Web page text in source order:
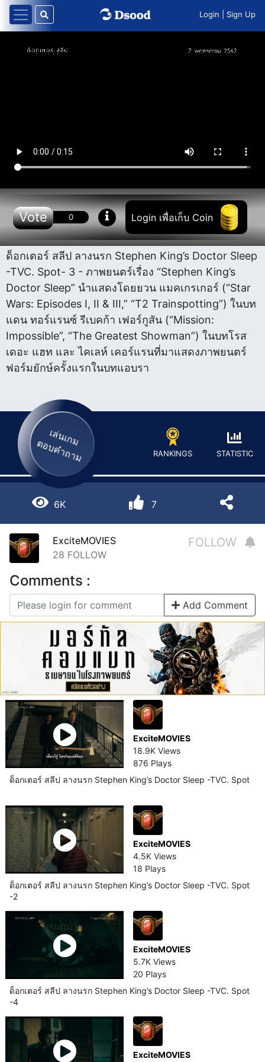
Login Sign Up
Vote 0 Login เพื่อเก็บ Coin
ด็อกเตอร์ สลีป ลางนรก Stephen King’s Doctor Sleep
-TVC. Spot- 3 - ภาพยนตร์เรื่อง “Stephen King’s
Doctor Sleep” นำแสดงโดยยวน แมคเกรเกอร์ (“Star
Wars: Episodes I, II & III,” “T2 Trainspotting”) ในบท
แดน ทอร์แรนซ์ รีเบคก้า เฟอร์กูสัน (“Mission:
Impossible”, “The Greatest Showman”) ในบทโรส
เดอะ แฮท และ ไคเลห์ เคอร์แรนที่มาแสดงภาพยนตร์
ฟอร์มยักษ์ครั้งแรกในบทแอบรา
เล่นเกม
ตอบคำถาม RANKINGS STATISTIC
6K 7
ExciteMOVIES
28 FOLLOW
FOLLOW
Comments :
Add Comment
ExciteMOVIES
18.9K Views
876 Plays
ด็อกเตอร์ สลีป ลางนรก Stephen King’s Doctor Sleep -TVC. Spot
ExciteMOVIES
4.5K Views
18 Plays
ด็อกเตอร์ สลีป ลางนรก Stephen King’s Doctor Sleep -TVC. Spot
-2
ExciteMOVIES
5.7K Views
20 Plays
ด็อกเตอร์ สลีป ลางนรก Stephen King’s Doctor Sleep -TVC. Spot
-4
ExciteMOVIES